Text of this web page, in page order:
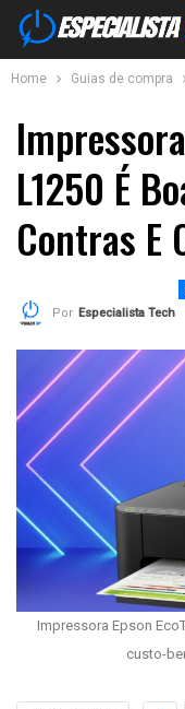
Home Guias de compra
L1250 É
Contras E
Por Especialista Tech
Impressora Epson
custo-